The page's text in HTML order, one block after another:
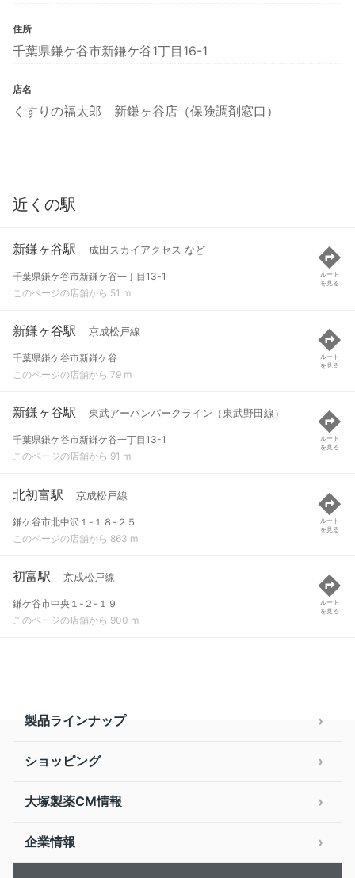
住所
千葉県鎌ケ谷市新鎌ケ谷1丁目16-1
店名
くすりの福太郎 新鎌ヶ谷店（保険調剤窓口）
近くの駅
新鎌ヶ谷駅 成田スカイアクセス など
千葉県鎌ケ谷市新鎌ケ谷一丁目13-1
このページの店舗から 51 m
ルート
を見る
新鎌ヶ谷駅 京成松戸線
千葉県鎌ケ谷市新鎌ケ谷
このページの店舗から 79 m
ルート
を見る
新鎌ヶ谷駅 東武アーバンパークライン（東武野田線）
千葉県鎌ケ谷市新鎌ケ谷一丁目13-1
このページの店舗から 91 m
ルート
を見る
北初富駅 京成松戸線
鎌ケ谷市北中沢１-１８-２５
このページの店舗から 863 m
ルート
を見る
初富駅 京成松戸線
鎌ケ谷市中央１-２-１９
このページの店舗から 900 m
ルート
を見る
製品ラインナップ
ショッピング
大塚製薬CM情報
企業情報